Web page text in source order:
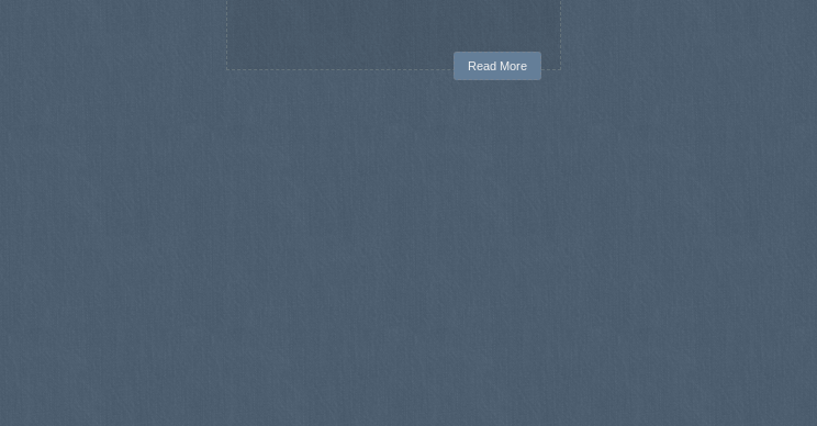
Read More